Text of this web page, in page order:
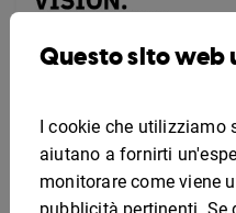
Esempio di piano di
marketing
Questo sito
I cookie che utilizziamo
aiutano a fornirti
monitorare come viene